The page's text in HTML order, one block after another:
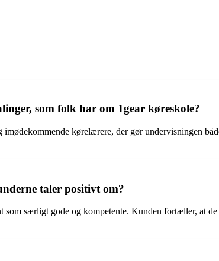
som folk har om 1gear køreskole?
kørelærere, der gør undervisningen
taler positivt om?
særligt gode og kompetente. Kunden fortæller, at de